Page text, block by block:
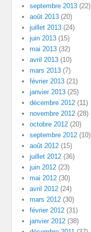
septembre 2013 (22)
août 2013 (20)
juillet 2013 (24)
juin 2013 (15)
mai 2013 (32)
avril 2013 (10)
mars 2013 (7)
février 2013 (21)
janvier 2013 (25)
décembre 2012 (11)
novembre 2012 (28)
octobre 2012 (20)
septembre 2012 (10)
août 2012 (15)
juillet 2012 (36)
juin 2012 (23)
mai 2012 (30)
avril 2012 (24)
mars 2012 (30)
février 2012 (31)
janvier 2012 (38)